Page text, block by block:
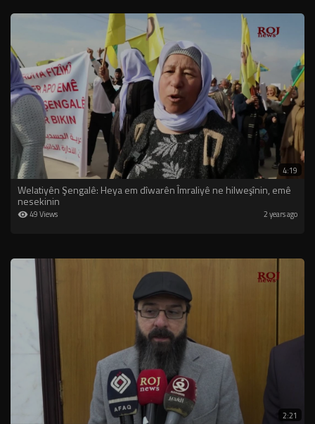
4:19
Welatiyên Şengalê: Heya em dîwarên Îmraliyê ne hilweşînin, emê
nesekinin
49 Views 2 years ago
2:21